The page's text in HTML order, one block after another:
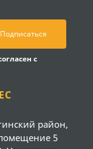
Подписаться
с
район,
5